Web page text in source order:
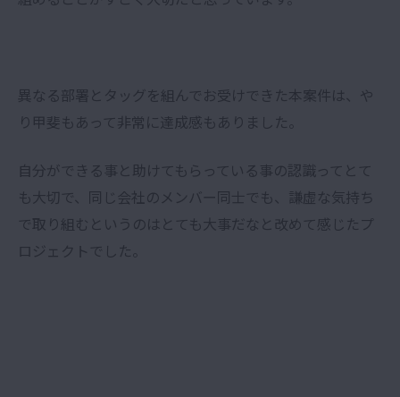
異なる部署とタッグを組んでお受けできた本案件は、や
り甲斐もあって非常に達成感もありました。
自分ができる事と助けてもらっている事の認識ってとて
も大切で、同じ会社のメンバー同士でも、謙虚な気持ち
で取り組むというのはとても大事だなと改めて感じたプ
ロジェクトでした。